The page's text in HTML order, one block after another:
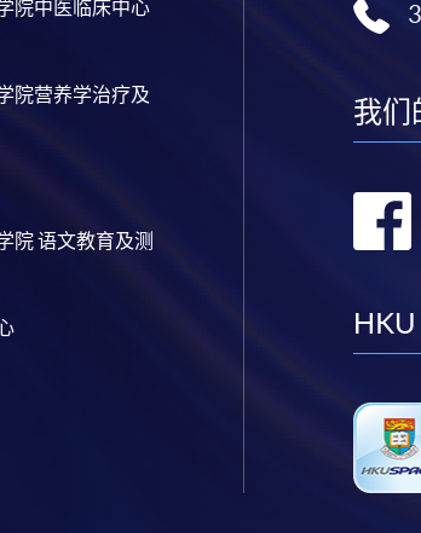
院中医临床中心
院营养学治疗及
院 语文教育及测
我们
HKU